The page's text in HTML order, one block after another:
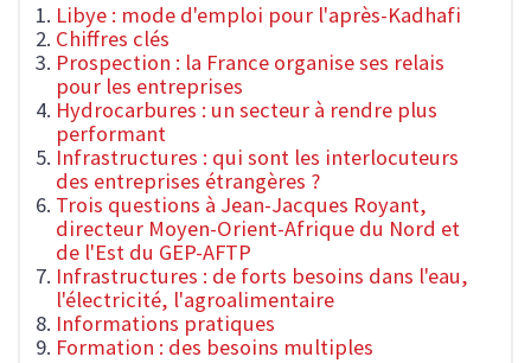
Libye : mode d'emploi pour l'après-Kadhafi
Chiffres clés
Prospection : la France organise ses relais
pour les entreprises
Hydrocarbures : un secteur à rendre plus
performant
Infrastructures : qui sont les interlocuteurs
des entreprises étrangères ?
Trois questions à Jean-Jacques Royant,
directeur Moyen-Orient-Afrique du Nord et
de l'Est du GEP-AFTP
Infrastructures : de forts besoins dans l'eau,
l'électricité, l'agroalimentaire
Informations pratiques
Formation : des besoins multiples